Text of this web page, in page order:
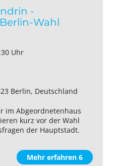
-
Wahl
Uhr
Berlin, Deutschland
im Abgeordnetenhaus
kurz vor der Wahl
der Hauptstadt.
Mehr erfahren 6